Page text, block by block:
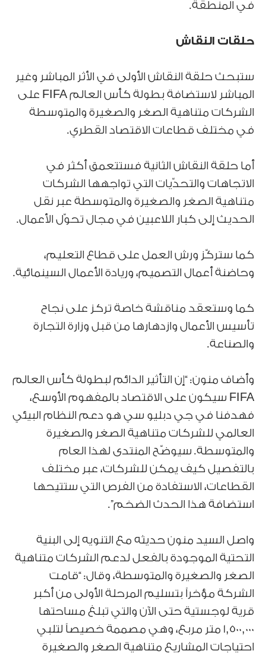
في المنطقة.
حلقات النقاش
ستبحث حلقة النقاش الأولى في الأثر المباشر وغير
المباشر لاستضافة بطولة كأس العالم FIFA على
الشركات متناهية الصغر والصغيرة والمتوسطة
في مختلف قطاعات الاقتصاد القطري.
أما حلقة النقاش الثانية فستتعمق أكثر في
الاتجاهات والتحدّيات التي تواجهها الشركات
متناهية الصغر والصغيرة والمتوسطة عبر نقل
الحديث إلى كبار اللاعبين في مجال تحوّل الأعمال.
كما ستركّز ورش العمل على قطاع التعليم،
وحاضنة أعمال التصميم، وريادة الأعمال السينمائية.
كما وستعقد مناقشة خاصة تركز على نجاح
تأسيس الأعمال وازدهارها من قبل وزارة التجارة
والصناعة.
وأضاف منون: “إن التأثير الدائم لبطولة كأس العالم
FIFA سيكون على الاقتصاد بالمفهوم الأوسع،
فهدفنا في جي دبليو سي هو دعم النظام البيئي
العالمي للشركات متناهية الصغر والصغيرة
والمتوسطة. سيوضّح المنتدى لهذا العام
بالتفصيل كيف يمكن للشركات، عبر مختلف
القطاعات، الاستفادة من الفرص التي ستتيحها
استضافة هذا الحدث الضخم”.
واصل السيد منون حديثه مع التنويه إلى البنية
التحتية الموجودة بالفعل لدعم الشركات متناهية
الصغر والصغيرة والمتوسطة، وقال: “قامت
الشركة مؤخراً بتسليم المرحلة الأولى من أكبر
قرية لوجستية حتى الآن والتي تبلغ مساحتها
1,500,000 متر مربع، وهي مصممة خصيصاً لتلبي
احتياجات المشاريع متناهية الصغر والصغيرة